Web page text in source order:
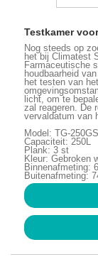
Testkamer
Nog steeds op
het bij Climatest
Farmaceutische
houdbaarheid
het testen van
licht, om te
zal reageren. De
vervaldatum van
Model: TG-
Capaciteit: 250L
Plank: 3 st
Kleur: Gebroken
Binnenafmeting:
Buitenafmeting: